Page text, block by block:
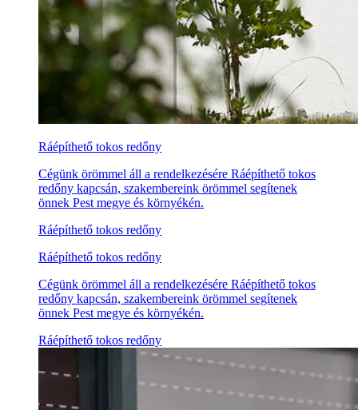
Ráépíthető tokos redőny
Cégünk örömmel áll a rendelkezésére Ráépíthető tokos
redőny kapcsán, szakembereink örömmel segítenek
önnek Pest megye és környékén.
Ráépíthető tokos redőny
Ráépíthető tokos redőny
Cégünk örömmel áll a rendelkezésére Ráépíthető tokos
redőny kapcsán, szakembereink örömmel segítenek
önnek Pest megye és környékén.
Ráépíthető tokos redőny